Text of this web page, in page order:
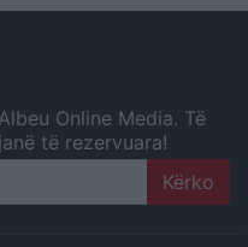
Online Media. Të
të rezervuara!